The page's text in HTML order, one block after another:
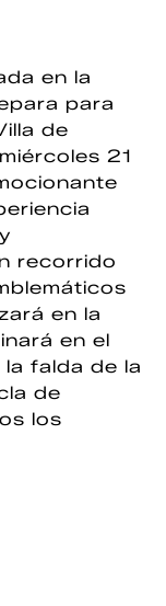
en la
para
de
21
recorrido
en la
en el
falda de la
de
los